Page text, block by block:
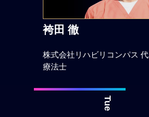
袴田 徹
株式会社リハビリコンパス
療法士
Tue